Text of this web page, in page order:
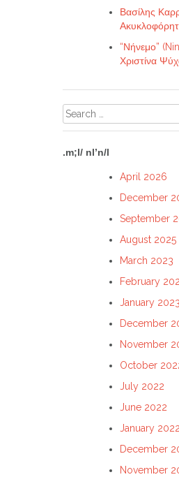
Βασίλης
“Νήνεμο”
Χριστίνα
Search
for:
.m;l/ nl’n/l
April 2026
December
September
August 2025
March 2023
February
January 2023
December
November
October
July 2022
June 2022
January
December
November